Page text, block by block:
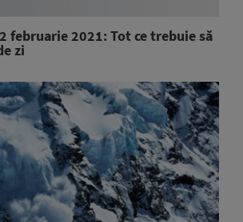
februarie 2021: Tot ce trebuie să
zi